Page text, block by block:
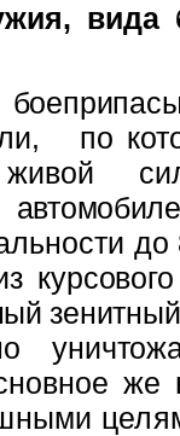
вида
по
живой
до
же